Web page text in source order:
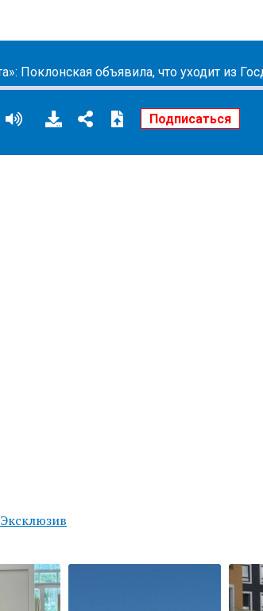
Эксклюзив